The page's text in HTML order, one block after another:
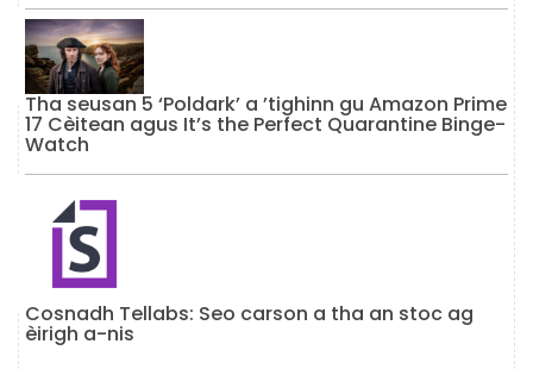
Tha seusan 5 ‘Poldark’ a ’tighinn gu Amazon Prime
17 Cèitean agus It’s the Perfect Quarantine Binge-
Watch
Cosnadh Tellabs: Seo carson a tha an stoc ag
èirigh a-nis